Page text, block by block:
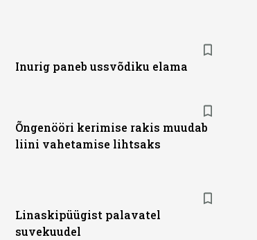
Inurig paneb ussvõdiku elama
Õngenööri kerimise rakis muudab
liini vahetamise lihtsaks
Linaskipüügist palavatel
suvekuudel